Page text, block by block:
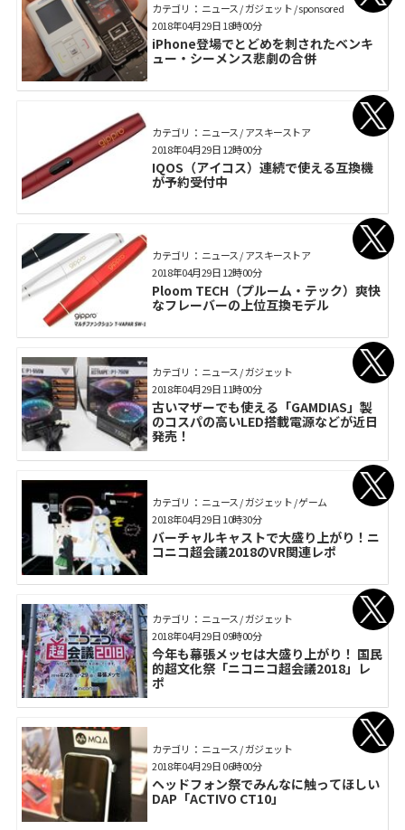
カテゴリ： ニュース / ガジェット / sponsored
iPhone登場でとどめを刺されたベンキ
ュー・シーメンス悲劇の合併
2018年04月29日 18時00分
カテゴリ： ニュース / アスキーストア
IQOS（アイコス）連続で使える互換機
が予約受付中
2018年04月29日 12時00分
カテゴリ： ニュース / アスキーストア
Ploom TECH（プルーム・テック）爽快
なフレーバーの上位互換モデル
2018年04月29日 12時00分
カテゴリ： ニュース / ガジェット
古いマザーでも使える「GAMDIAS」製
のコスパの高いLED搭載電源などが近日
発売！
2018年04月29日 11時00分
カテゴリ： ニュース / ガジェット / ゲーム
バーチャルキャストで大盛り上がり！ニ
コニコ超会議2018のVR関連レポ
2018年04月29日 10時30分
カテゴリ： ニュース / ガジェット
今年も幕張メッセは大盛り上がり！ 国民
的超文化祭「ニコニコ超会議2018」レ
ポ
2018年04月29日 09時00分
カテゴリ： ニュース / ガジェット
ヘッドフォン祭でみんなに触ってほしい
DAP「ACTIVO CT10」
2018年04月29日 06時00分